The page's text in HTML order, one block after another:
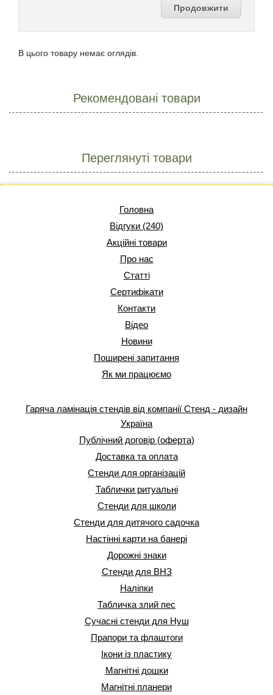
Продовжити
В цього товару немає оглядів.
Рекомендовані товари
Переглянуті товари
Головна
Відгуки (240)
Акційні товари
Про нас
Статті
Сертифікати
Контакти
Відео
Новини
Поширені запитання
Як ми працюємо
Гаряча ламінація стендів від компанії Стенд - дизайн
Україна
Публічний договір (оферта)
Доставка та оплата
Стенди для організацій
Таблички ритуальні
Стенди для школи
Стенди для дитячого садочка
Настінні карти на банері
Дорожні знаки
Стенди для ВНЗ
Наліпки
Табличка злий пес
Сучасні стенди для Нуш
Прапори та флаштоги
Ікони із пластику
Магнітні дошки
Магнітні планери